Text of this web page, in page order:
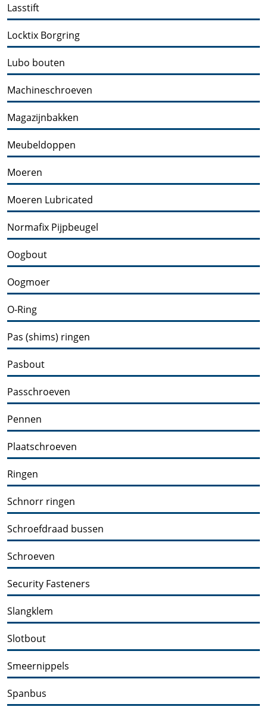
Lasstift
Locktix Borgring
Lubo bouten
Machineschroeven
Magazijnbakken
Meubeldoppen
Moeren
Moeren Lubricated
Normafix Pijpbeugel
Oogbout
Oogmoer
O-Ring
Pas (shims) ringen
Pasbout
Passchroeven
Pennen
Plaatschroeven
Ringen
Schnorr ringen
Schroefdraad bussen
Schroeven
Security Fasteners
Slangklem
Slotbout
Smeernippels
Spanbus